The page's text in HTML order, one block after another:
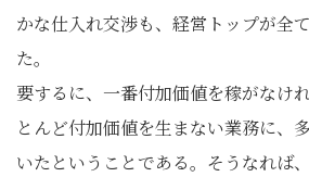
かな仕入れ交渉も、経営トップが全
た。
要するに、一番付加価値を稼がなけ
とんど付加価値を生まない業務に、
いたということである。そうなれば、